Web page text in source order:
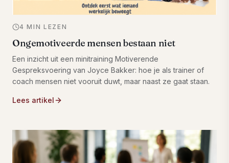
4 MIN LEZEN
Ongemotiveerde mensen bestaan niet
Een inzicht uit een minitraining Motiverende
Gespreksvoering van Joyce Bakker: hoe je als trainer of
coach mensen niet vooruit duwt, maar naast ze gaat staan.
Lees artikel